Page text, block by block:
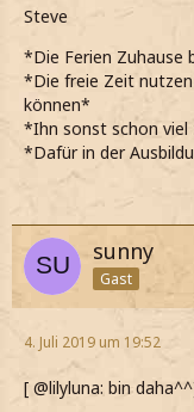
Steve
*Die Ferien Zuhause
*Die freie Zeit
können*
*Ihn sonst schon viel
*Dafür in der
sunny
Gast
4. Juli 2019 um 19:52
[ @lilyluna: bin